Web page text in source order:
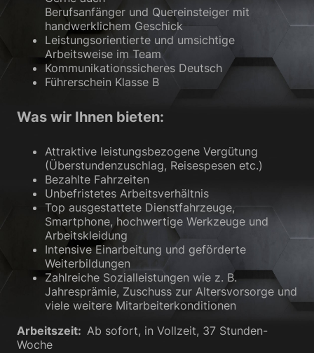
Berufsanfänger und Quereinsteiger mit
handwerklichem Geschick
Leistungsorientierte und umsichtige
Arbeitsweise im Team
Kommunikationssicheres Deutsch
Führerschein Klasse B
Was wir Ihnen bieten:
Attraktive leistungsbezogene Vergütung
(Überstundenzuschlag, Reisespesen etc.)
Bezahlte Fahrzeiten
Unbefristetes Arbeitsverhältnis
Top ausgestattete Dienstfahrzeuge,
Smartphone, hochwertige Werkzeuge und
Arbeitskleidung
Intensive Einarbeitung und geförderte
Weiterbildungen
Zahlreiche Sozialleistungen wie z. B.
Jahresprämie, Zuschuss zur Altersvorsorge und
viele weitere Mitarbeiterkonditionen
Arbeitszeit: Ab sofort, in Vollzeit, 37 Stunden-
Woche
Zurück
Datenschutzeinstellungen
Essenziell (1)
Essenzielle Cookies ermöglichen grundlegende Funktionen und sind für
die einwandfreie Funktion der Website erforderlich.
Statistik Cookies erfassen Informationen anonym. Diese Informationen
helfen uns zu verstehen, wie unsere Besucher unsere Website nutzen.
Cookie-Informationen anzeigen
Externe Medien (3)
Inhalte von Videoplattformen und Social-Media-Plattformen werden
standardmäßig blockiert. Wenn Cookies von externen Medien akzeptiert
werden, bedarf der Zugriff auf diese Inhalte keiner manuellen
Einwilligung mehr.
Cookie-Informationen anzeigen